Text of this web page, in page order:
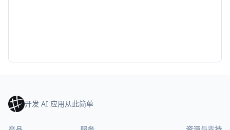
开发 AI 应用从此简单